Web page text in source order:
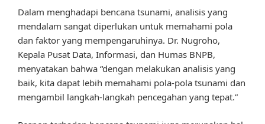
Dalam menghadapi bencana tsunami, analisis yang
mendalam sangat diperlukan untuk memahami pola
dan faktor yang mempengaruhinya. Dr. Nugroho,
Kepala Pusat Data, Informasi, dan Humas BNPB,
menyatakan bahwa “dengan melakukan analisis yang
baik, kita dapat lebih memahami pola-pola tsunami dan
mengambil langkah-langkah pencegahan yang tepat.”